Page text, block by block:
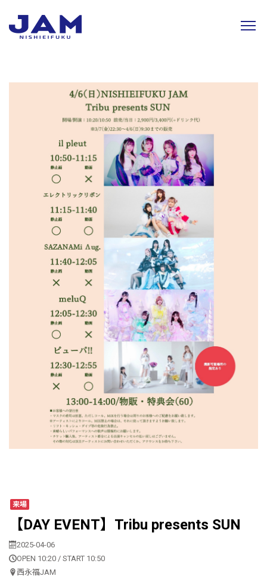
来場
【DAY EVENT】Tribu presents SUN
2025-04-06
OPEN 10:20 / START 10:50
西永福JAM